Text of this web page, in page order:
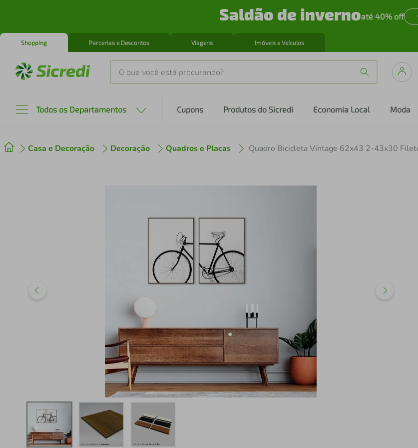
Saldão de invernoaté 40% off
Shopping Parcerias e Descontos Viagens Imóveis e Veículos
O que você está procurando?
Todos os Departamentos Cupons Produtos do Sicredi Economia Local Moda
Casa e Decoração Decoração Quadros e Placas
º cafeteira